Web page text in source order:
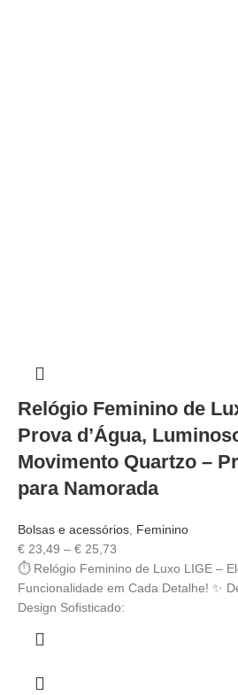
Relógio Feminino de
Prova d’Água,
Movimento Quartzo –
para Namorada
Bolsas e acessórios Feminino
€ 23,49 – € 25,73
⏱️ Relógio Feminino de Luxo LIGE –
Funcionalidade em Cada Detalhe! ✨
Design Sofisticado: